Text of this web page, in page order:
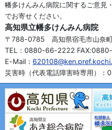
幡多けんみん病院に関するご意見
でお寄せください。
高知県立幡多けんみん病院
〒788-0785 高知県宿毛市山奈
TEL：0880-66-2222
E-Mail：
災害時（代表電話障害時専用）